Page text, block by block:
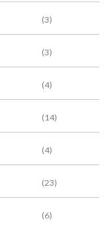
(3)
(3)
(4)
(14)
(4)
(23)
(6)